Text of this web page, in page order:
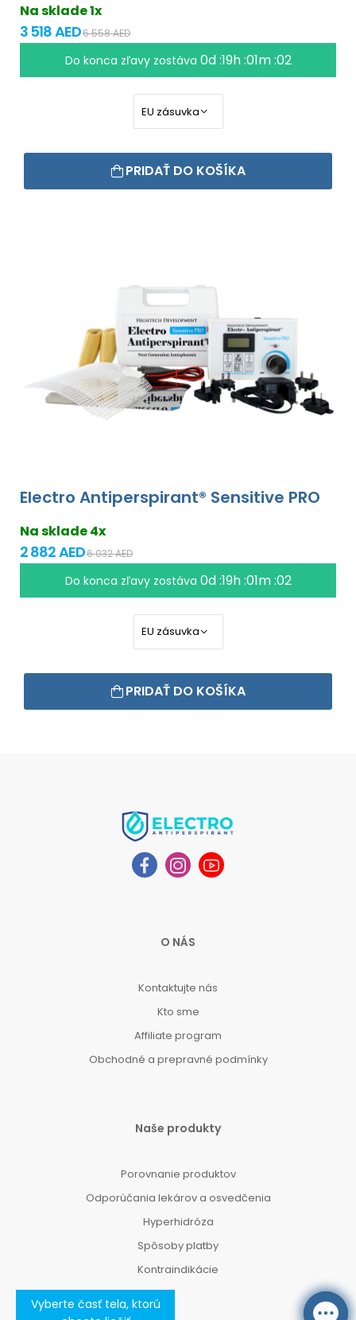
Vyberte časť tela, ktorú
Na sklade 1x
3 518 AED6 558 AED
Do konca zľavy zostáva0d :19h :01m :01
PRIDAŤ DO KOŠÍKA
Electro Antiperspirant® Sensitive PRO
Na sklade 4x
2 882 AED6 032 AED
Do konca zľavy zostáva0d :19h :01m :01
PRIDAŤ DO KOŠÍKA
O NÁS
Kontaktujte nás
Kto sme
Affiliate program
Obchodné a prepravné podmínky
Naše produkty
Porovnanie produktov
Odporúčania lekárov a osvedčenia
Hyperhidróza
Spôsoby platby
Kontraindikácie